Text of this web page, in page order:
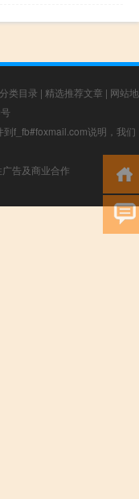
类目录 | 精选推荐文章 | 网站地
f_fb#foxmail.com说明，我们
告及商业合作